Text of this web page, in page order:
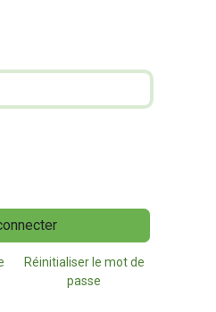
Réinitialiser le mot de
passe